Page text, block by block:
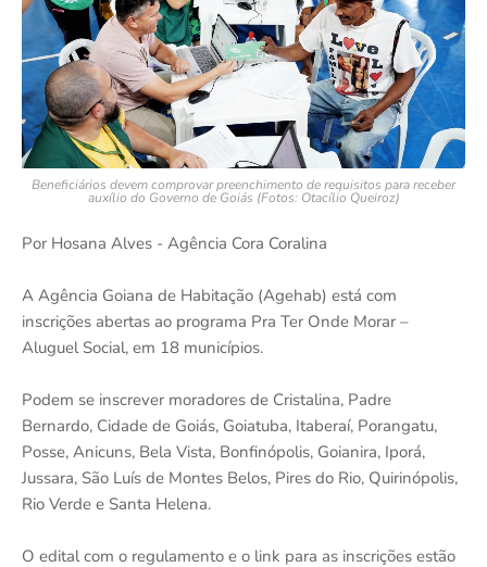
Beneficiários devem comprovar preenchimento de requisitos para receber
auxílio do Governo de Goiás (Fotos: Otacílio Queiroz)
Por Hosana Alves - Agência Cora Coralina
A Agência Goiana de Habitação (Agehab) está com
inscrições abertas ao programa Pra Ter Onde Morar –
Aluguel Social, em 18 municípios.
Podem se inscrever moradores de Cristalina, Padre
Bernardo, Cidade de Goiás, Goiatuba, Itaberaí, Porangatu,
Posse, Anicuns, Bela Vista, Bonfinópolis, Goianira, Iporá,
Jussara, São Luís de Montes Belos, Pires do Rio, Quirinópolis,
Rio Verde e Santa Helena.
O edital com o regulamento e o link para as inscrições estão